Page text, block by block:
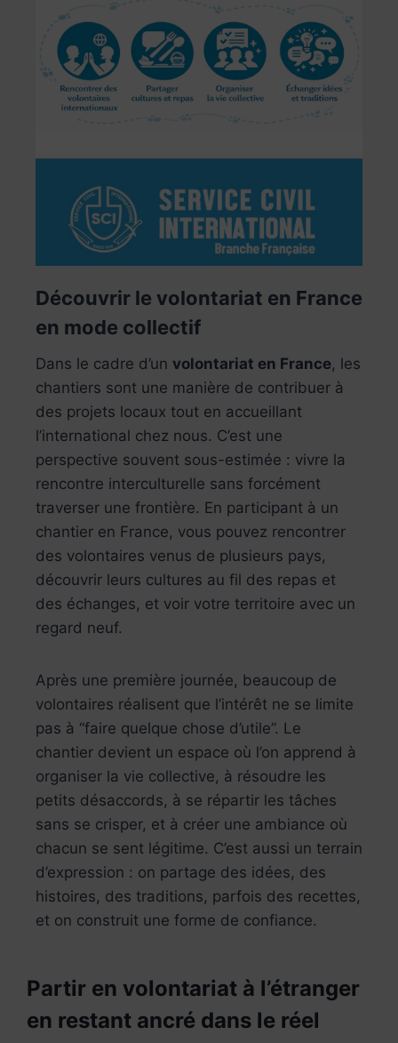
Découvrir le volontariat en France
en mode collectif
Dans le cadre d’un volontariat en France, les
chantiers sont une manière de contribuer à
des projets locaux tout en accueillant
l’international chez nous. C’est une
perspective souvent sous-estimée : vivre la
rencontre interculturelle sans forcément
traverser une frontière. En participant à un
chantier en France, vous pouvez rencontrer
des volontaires venus de plusieurs pays,
découvrir leurs cultures au fil des repas et
des échanges, et voir votre territoire avec un
regard neuf.
Après une première journée, beaucoup de
volontaires réalisent que l’intérêt ne se limite
pas à “faire quelque chose d’utile”. Le
chantier devient un espace où l’on apprend à
organiser la vie collective, à résoudre les
petits désaccords, à se répartir les tâches
sans se crisper, et à créer une ambiance où
chacun se sent légitime. C’est aussi un terrain
d’expression : on partage des idées, des
histoires, des traditions, parfois des recettes,
et on construit une forme de confiance.
Partir en volontariat à l’étranger
en restant ancré dans le réel